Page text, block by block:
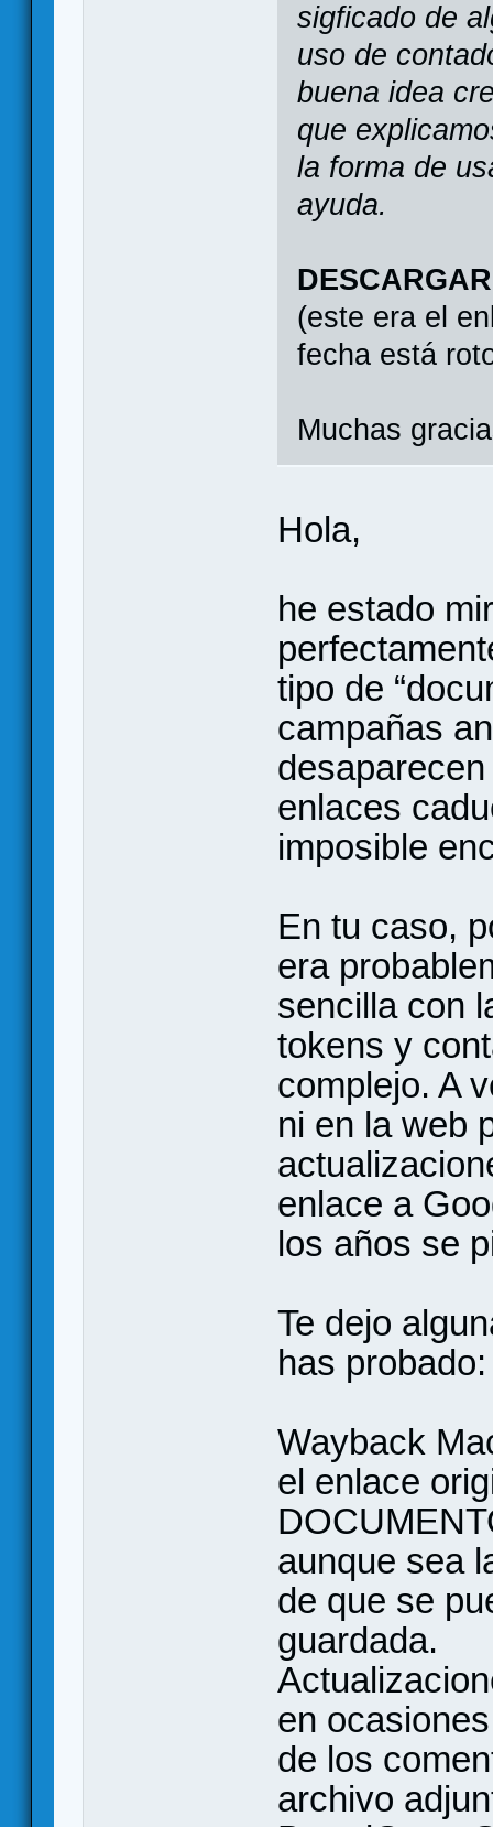
sigficado de
uso de
buena idea
que
la forma de
ayuda.
(este era el
fecha está
Muchas
Hola,
he estado
tipo de
campañas
enlaces
imposible
En tu caso,
era
sencilla con
tokens y
complejo. A
ni en la web
enlace a
los años se
Te dejo
has probado:
Wayback
el enlace
aunque sea
de que se
guardada.
en
de los
archivo